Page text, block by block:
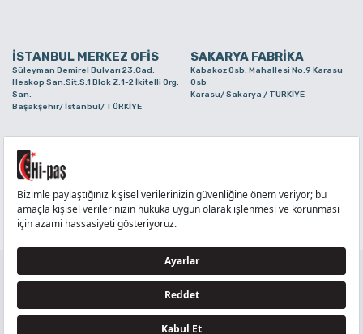
İSTANBUL MERKEZ OFİS SAKARYA FABRİKA
Süleyman Demirel Bulvarı 23.Cad.
Heskop San.Sit.S.1 Blok Z:1-2 İkitelli Org.
San.
Başakşehir/ İstanbul/ TÜRKİYE
Kabakoz Osb. Mahallesi No:9 Karasu
Osb
Karasu/ Sakarya / TÜRKİYE
Alaaddinbey Mah. Ayfatma Cad. No.11 A/C
Sam.3 Plaza B Blok Nilüfer/ Bursa/
TÜRKİYE
TELEFON
TÜM HAKLARI Hİ-PAŞ PLASTİK EŞYA TİC. VE SAN. LTD. ŞTİ..’E AİTTİR
Tedarikçi ve İş Ortakları Aydınlatma Metni - Ziyaretçi Aydınlatma Metni - Veri Sahibi Başvuru